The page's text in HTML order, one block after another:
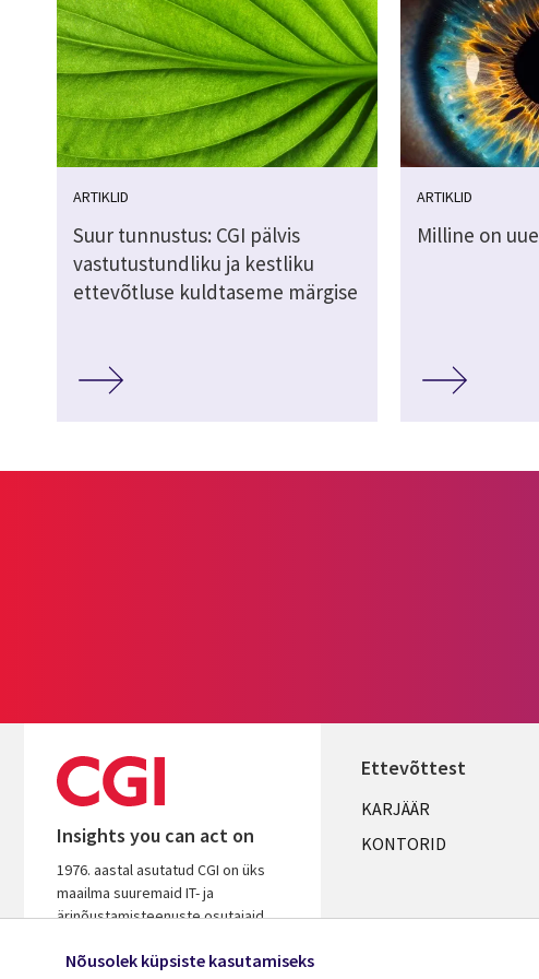
ARTIKLID
Suur tunnustus: CGI pälvis
vastutustundliku ja kestliku
ettevõtluse kuldtaseme märgise
ARTIKLID
Milline on
Insights you can act on
1976. aastal asutatud CGI on üks
maailma suuremaid IT- ja
ärinõustamisteenuste osutajaid.
et aidata kiirendada
Ettevõttest
Useful
links
KARJÄÄR
KONTORID
Nõusolek küpsiste kasutamiseks